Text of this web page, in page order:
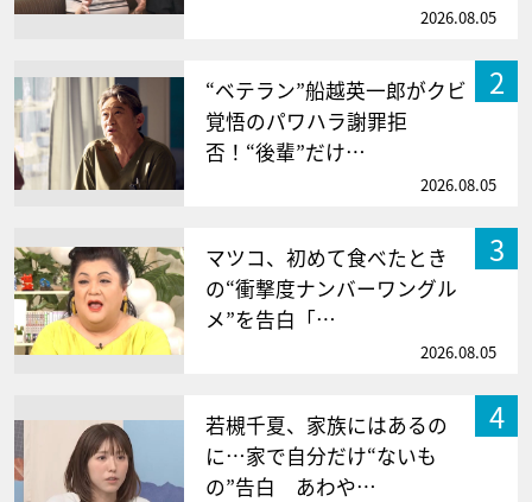
2026.08.05
2
“ベテラン”船越英一郎がクビ
覚悟のパワハラ謝罪拒
否！“後輩”だけ…
2026.08.05
3
マツコ、初めて食べたとき
の“衝撃度ナンバーワングル
メ”を告白「…
2026.08.05
4
若槻千夏、家族にはあるの
に…家で自分だけ“ないも
の”告白 あわや…